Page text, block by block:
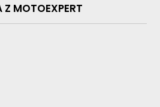
Z MOTOEXPERT